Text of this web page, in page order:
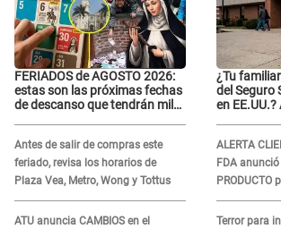
FERIADOS de AGOSTO 2026:
estas son las próximas fechas
de descanso que tendrán miles
Antes de salir de compras este
feriado, revisa los horarios de
Plaza Vea, Metro, Wong y Tottus
ATU anuncia CAMBIOS en el
¿Tu
del Seguro
en
ALERTA
FDA anunció
PRODUCTO
MORTAL
es?
Terror para